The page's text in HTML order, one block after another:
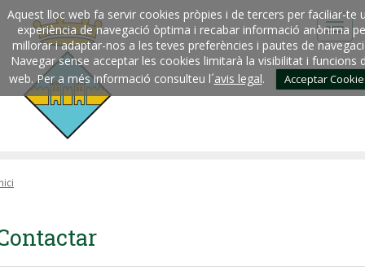
Aquest lloc web fa servir cookies pròpies i de tercers per faciliar-te
experiència de navegació òptima i recabar informació anònima
millorar i adaptar-nos a les teves preferències i pautes de
Navegar sense acceptar les cookies limitarà la visibilitat i funcions
web. Per a més informació consulteu l´avis legal. Acceptar